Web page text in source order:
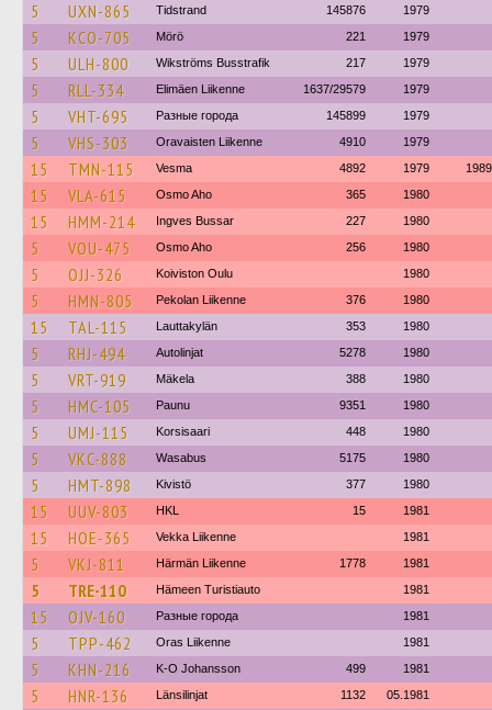
5 UXN-865 Tidstrand 145876 1979
5 KCO-705 Mörö 221 1979
5 ULH-800 Wikströms Busstrafik 217 1979
5 RLL-334 Elimäen Liikenne 1637/29579 1979
5 VHT-695 Разные города 145899 1979
5 VHS-303 Oravaisten Liikenne 4910 1979
15 TMN-115 Vesma 4892 1979 1989
15 VLA-615 Osmo Aho 365 1980
15 HMM-214 Ingves Bussar 227 1980
5 VOU-475 Osmo Aho 256 1980
5 OJJ-326 Koiviston Oulu 1980
5 HMN-805 Pekolan Liikenne 376 1980
15 TAL-115 Lauttakylän 353 1980
5 RHJ-494 Autolinjat 5278 1980
5 VRT-919 Mäkela 388 1980
5 HMC-105 Paunu 9351 1980
5 UMJ-115 Korsisaari 448 1980
5 VKC-888 Wasabus 5175 1980
5 HMT-898 Kivistö 377 1980
15 UUV-803 HKL 15 1981
15 HOE-365 Vekka Liikenne 1981
5 VKJ-811 Härmän Liikenne 1778 1981
5 TRE-110 Hämeen Turistiauto 1981
15 OJV-160 Разные города 1981
5 TPP-462 Oras Liikenne 1981
5 KHN-216 K-O Johansson 499 1981
5 HNR-136 Länsilinjat 1132 05.1981